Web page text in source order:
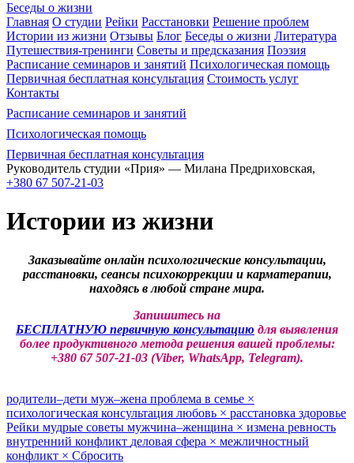
Беседы о жизни
Главная О студии Рейки Расстановки Решение проблем
Истории из жизни Отзывы Блог Беседы о жизни Литература
Путешествия-тренинги Советы и предсказания Поэзия
Расписание семинаров и занятий Психологическая помощь
Первичная бесплатная консультация Стоимость услуг
Контакты
Расписание семинаров и занятий
Психологическая помощь
Первичная бесплатная консультация
Руководитель студии «Прия» — Милана Предриховская,
+380 67 507-21-03
Истории из жизни
Заказывайте онлайн психологические консультации,
расстановки, сеансы психокоррекции и карматерапии,
находясь в любой стране мира.
Запишитесь на
БЕСПЛАТНУЮ первичную консультацию для выявления
более продуктивного метода решения вашей проблемы:
+380 67 507-21-03 (Viber, WhatsApp, Telegram).
родители–дети муж–жена проблема в семье ×
психологическая консультация любовь × расстановка здоровье
Рейки мудрые советы мужчина–женщина × измена ревность
внутренний конфликт деловая сфера × межличностный
конфликт × Сбросить